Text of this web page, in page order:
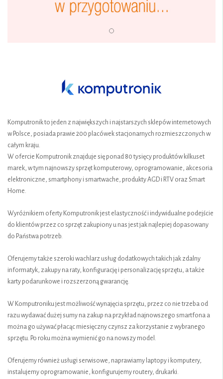
Komputronik to jeden z największych i najstarszych sklepów internetowych
w Polsce, posiada prawie 200 placówek stacjonarnych rozmieszczonych w
całym kraju.
W ofercie Komputronik znajduje się ponad 80 tysięcy produktów kilkuset
marek, w tym najnowszy sprzęt komputerowy, oprogramowanie, akcesoria
elektroniczne, smartphony i smartwache, produkty AGD i RTV oraz Smart
Home.
Wyróżnikiem oferty Komputronik jest elastyczność i indywidualne podejście
do klientów przez co sprzęt zakupiony u nas jest jak najlepiej dopasowany
do Państwa potrzeb.
Oferujemy także szeroki wachlarz usług dodatkowych takich jak zdalny
informatyk, zakupy na raty, konfigurację i personalizację sprzętu, a także
karty podarunkowe i rozszerzoną gwarancję.
W Komputroniku jest możliwość wynajęcia sprzętu, przez co nie trzeba od
razu wydawać dużej sumy na zakup na przykład najnowszego smartfona a
można go używać płacąc miesięczny czynsz za korzystanie z wybranego
sprzętu. Po roku można wymienić go na nowszy model.
Oferujemy również usługi serwisowe, naprawiamy laptopy i komputery,
instalujemy oprogramowanie, konfigurujemy routery, drukarki.